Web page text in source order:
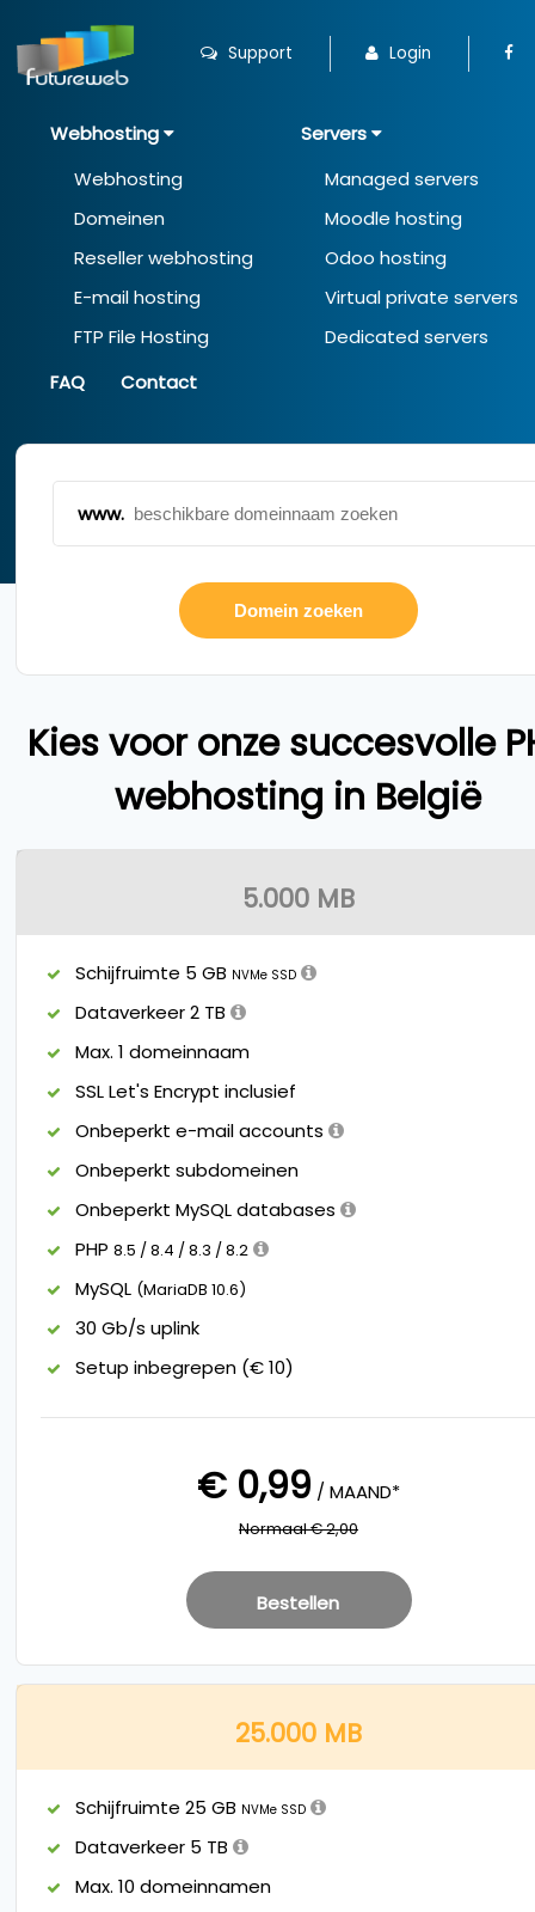
Support Login
Webhosting
Webhosting
Domeinen
Reseller webhosting
E-mail hosting
FTP File Hosting
Servers
Managed servers
Moodle hosting
Odoo hosting
Virtual private servers
Dedicated servers
FAQ
Contact
www.
Kies voor onze succesvolle
webhosting in België
5.000 MB
Schijfruimte 5 GB NVMe SSD
Dataverkeer 2 TB
Max. 1 domeinnaam
SSL Let's Encrypt inclusief
Onbeperkt e-mail accounts
Onbeperkt subdomeinen
Onbeperkt MySQL databases
PHP8.5 / 8.4 / 8.3 / 8.2
MySQL (MariaDB 10.6)
30 Gb/s uplink
Setup inbegrepen (€ 10)
€ 0,99 / MAAND*
Normaal € 2,00
Bestellen
25.000 MB
Schijfruimte 25 GB NVMe SSD
Dataverkeer 5 TB
Max. 10 domeinnamen